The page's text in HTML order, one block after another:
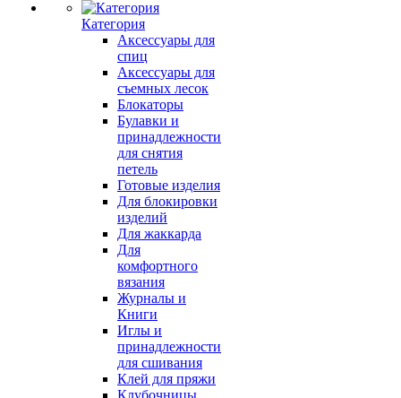
Категория
Аксессуары для
спиц
Аксессуары для
съемных лесок
Блокаторы
Булавки и
принадлежности
для снятия
петель
Готовые изделия
Для блокировки
изделий
Для жаккарда
Для
комфортного
вязания
Журналы и
Книги
Иглы и
принадлежности
для сшивания
Клей для пряжи
Клубочницы